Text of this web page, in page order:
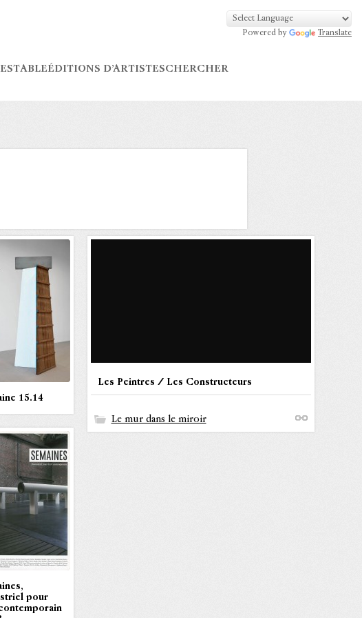
Powered by Translate
TABLEÉDITIONS D’ARTISTESCHERCHER
15.14
Les Peintres / Les Constructeurs
Le mur dans le miroir
pour